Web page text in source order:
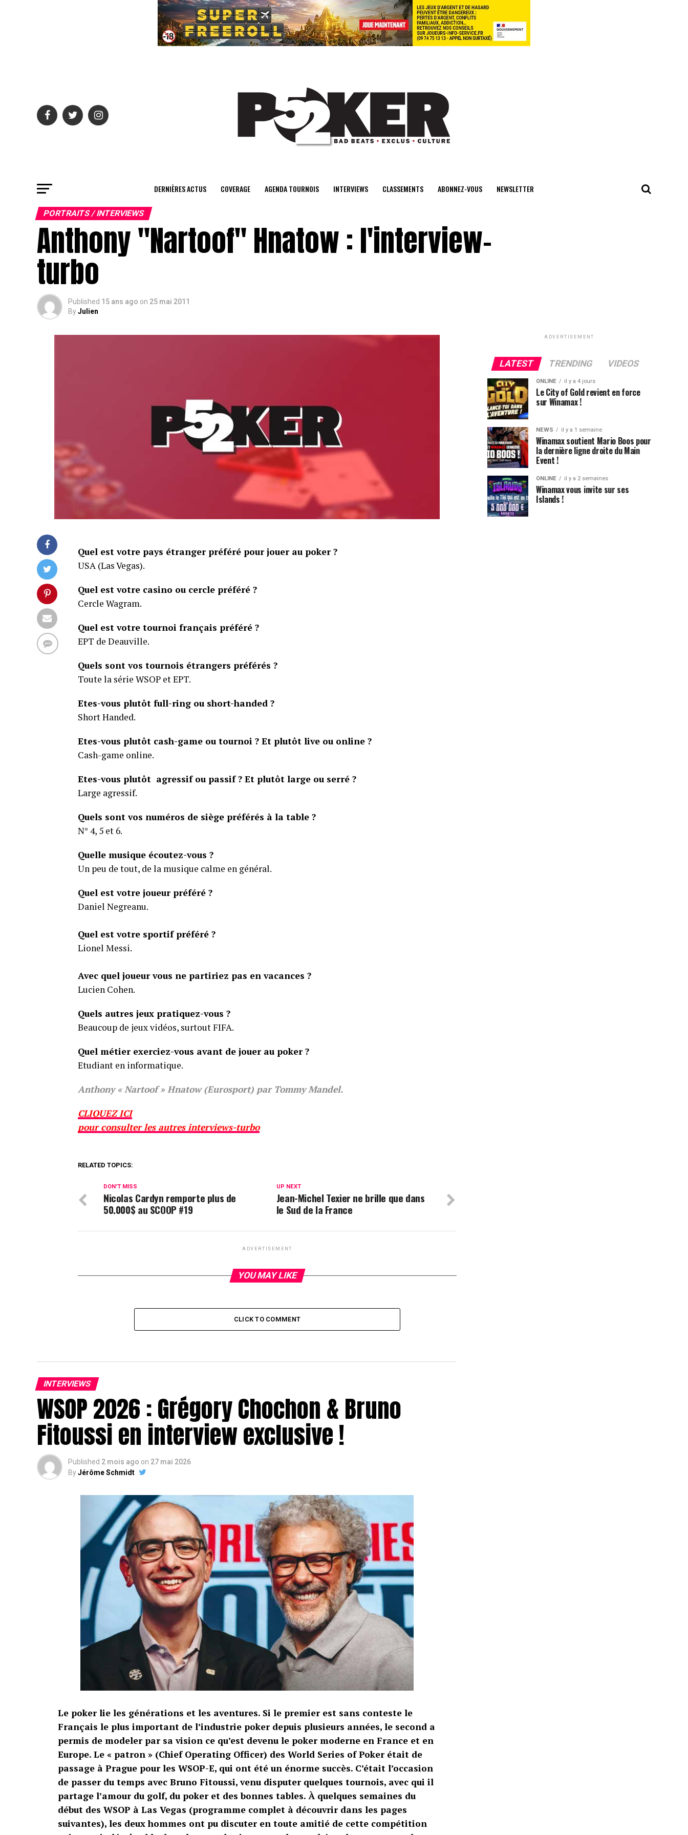
center>
DERNIÈRES ACTUS COVERAGE AGENDA TOURNOIS INTERVIEWS CLASSEMENTS ABONNEZ-VOUS NEWSLETTER
PORTRAITS / INTERVIEWS
Anthony "Nartoof" Hnatow : l'interview-
turbo
Published 15 ans ago on 25 mai 2011
ByJulien
Quel est votre pays étranger préféré pour jouer au poker ?
USA (Las Vegas).
Quel est votre casino ou cercle préféré ?
Cercle Wagram.
Quel est votre tournoi français préféré ?
EPT de Deauville.
Quels sont vos tournois étrangers préférés ?
Toute la série WSOP et EPT.
Etes-vous plutôt full-ring ou short-handed ?
Short Handed.
Etes-vous plutôt cash-game ou tournoi ? Et plutôt live ou online ?
Cash-game online.
Etes-vous plutôt agressif ou passif ? Et plutôt large ou serré ?
Large agressif.
Quels sont vos numéros de siège préférés à la table ?
N° 4, 5 et 6.
Quelle musique écoutez-vous ?
Un peu de tout, de la musique calme en général.
Quel est votre joueur préféré ?
Daniel Negreanu.
Quel est votre sportif préféré ?
Lionel Messi.
Avec quel joueur vous ne partiriez pas en vacances ?
Lucien Cohen.
Quels autres jeux pratiquez-vous ?
Beaucoup de jeux vidéos, surtout FIFA.
Quel métier exerciez-vous avant de jouer au poker ?
Etudiant en informatique.
Anthony « Nartoof » Hnatow (Eurosport) par Tommy Mandel.
CLIQUEZ ICI
pour consulter les autres interviews-turbo
RELATED TOPICS:
UP NEXT
Jean-Michel Texier ne brille que dans
le Sud de la France
DON'T MISS
Nicolas Cardyn remporte plus de
50.000$ au SCOOP #19
ADVERTISEMENT
YOU MAY LIKE
CLICK TO COMMENT
INTERVIEWS
WSOP 2026 : Grégory Chochon & Bruno
Fitoussi en interview exclusive !
Published 2 mois ago on 27 mai 2026
ByJérôme Schmidt
Le poker lie les générations et les aventures. Si le premier est sans conteste le
Français le plus important de l’industrie poker depuis plusieurs années, le second a
permis de modeler par sa vision ce qu’est devenu le poker moderne en France et en
Europe. Le « patron » (Chief Operating Officer) des World Series of Poker était de
passage à Prague pour les WSOP-E, qui ont été un énorme succès. C’était l’occasion
de passer du temps avec Bruno Fitoussi, venu disputer quelques tournois, avec qui il
partage l’amour du golf, du poker et des bonnes tables. À quelques semaines du
début des WSOP à Las Vegas (programme complet à découvrir dans les pages
suivantes), les deux hommes ont pu discuter en toute amitié de cette compétition
ADVERTISEMENT
LATEST TRENDING VIDEOS
ONLINE il y a 4 jours
Le City of Gold revient en force
sur Winamax !
NEWS il y a 1 semaine
Winamax soutient Mario Boos pour
la dernière ligne droite du Main
Event !
ONLINE il y a 2 semaines
Winamax vous invite sur ses
Islands !